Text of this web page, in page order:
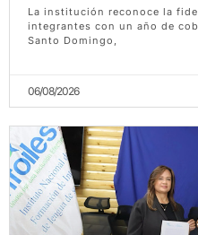
La institución reconoce la
integrantes con un año de
Santo Domingo,
06/08/2026